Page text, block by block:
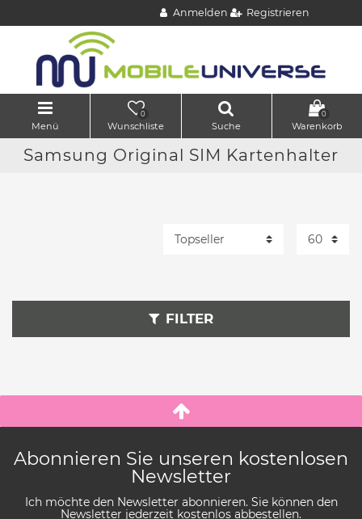
Anmelden Registrieren
Menü
0
Wunschliste Suche
0
Warenkorb
Samsung Original SIM Kartenhalter
FILTER
Abonnieren Sie unseren kostenlosen
Newsletter
Ich möchte den Newsletter abonnieren. Sie können den
Newsletter jederzeit kostenlos abbestellen.